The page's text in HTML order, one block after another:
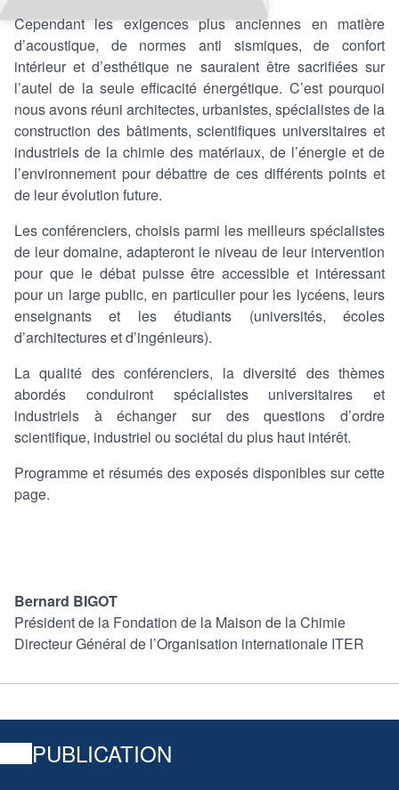
Cependant les exigences plus anciennes en matière
d’acoustique, de normes anti sismiques, de confort
intérieur et d’esthétique ne sauraient être sacrifiées sur
l’autel de la seule efficacité énergétique. C’est pourquoi
nous avons réuni architectes, urbanistes, spécialistes de la
construction des bâtiments, scientifiques universitaires et
industriels de la chimie des matériaux, de l’énergie et de
l’environnement pour débattre de ces différents points et
de leur évolution future.
Les conférenciers, choisis parmi les meilleurs spécialistes
de leur domaine, adapteront le niveau de leur intervention
pour que le débat puisse être accessible et intéressant
pour un large public, en particulier pour les lycéens, leurs
enseignants et les étudiants (universités, écoles
d’architectures et d’ingénieurs).
La qualité des conférenciers, la diversité des thèmes
abordés conduiront spécialistes universitaires et
industriels à échanger sur des questions d’ordre
scientifique, industriel ou sociétal du plus haut intérêt.
Programme et résumés des exposés disponibles sur cette
page.
Bernard BIGOT
Président de la Fondation de la Maison de la Chimie
Directeur Général de l’Organisation internationale ITER
PUBLICATION